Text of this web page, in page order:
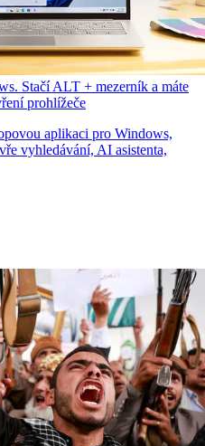
Stačí ALT + mezerník a máte
prohlížeče
aplikaci pro Windows,
vyhledávání, AI asistenta,